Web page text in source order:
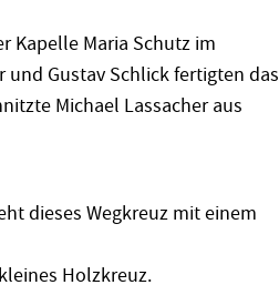
Kapelle Maria Schutz im
und Gustav Schlick fertigten das
Michael Lassacher aus
dieses Wegkreuz mit einem
Holzkreuz.